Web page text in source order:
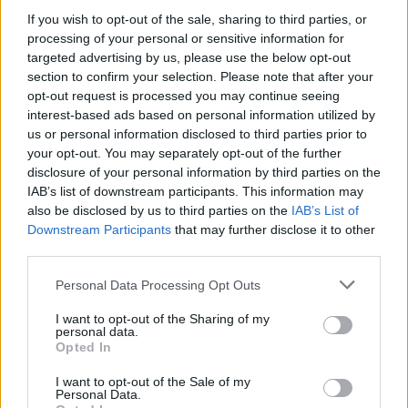
If you wish to opt-out of the sale, sharing to third parties, or
processing of your personal or sensitive information for
targeted advertising by us, please use the below opt-out
section to confirm your selection. Please note that after your
opt-out request is processed you may continue seeing
interest-based ads based on personal information utilized by
us or personal information disclosed to third parties prior to
your opt-out. You may separately opt-out of the further
disclosure of your personal information by third parties on the
IAB’s list of downstream participants. This information may
also be disclosed by us to third parties on the IAB’s List of
Downstream Participants that may further disclose it to other
Please note that this website/app uses one or more Google
not limited to your visit or usage behaviour. You may click to
grant or deny consent to Google and its third-party tags to
use your data for below specified purposes in below Google
consent section.
Personal Data Processing Opt Outs
I want to opt-out of the Sharing of my
personal data.
Opted In
I want to opt-out of the Sale of my
Personal Data.
iskusne sportiste, CrossFit nudi za svakoga ponešto.
Pojedinci svih uzrasta i fitnes pozadine mogu da se
uključe u ovom dinamičnom obliku vežbanja. Sa
obučenim profesionalcima koji su na raspolaganju
za procenu nivoa kondicije, intenzitet treninga se
može prilagoditi. Ovo obezbeđuje sigurno i efikasno
iskustvo pogodno za svakoga ko je zainteresovan za
poboljšanje svog fizičkog zdravlja.
Razmislite o istraživanju CrossFit-a ako tražite:
Živa zajednica koja podržava vaše fitnes
putovanje
Raznovrsni treninzi koji održavaju trening
Prilagođeni trening prilagođen ličnim nivoima
fitnesa
Program koji podstiče razvoj snage,
izdržljivosti i fleksibilnosti